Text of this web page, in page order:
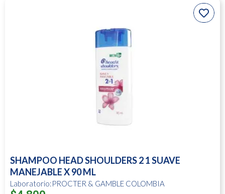
SHAMPOO HEAD SHOULDERS 2 1 SUAVE
MANEJABLE X 90 ML
Laboratorio:PROCTER & GAMBLE COLOMBIA